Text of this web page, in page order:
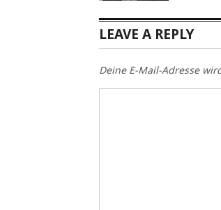
LEAVE A REPLY
Deine E-Mail-Adresse